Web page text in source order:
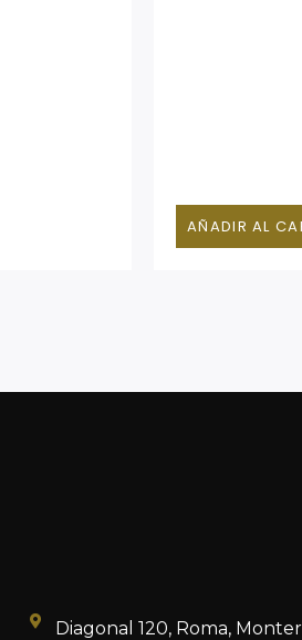
AÑADIR AL
Diagonal 120, Roma,